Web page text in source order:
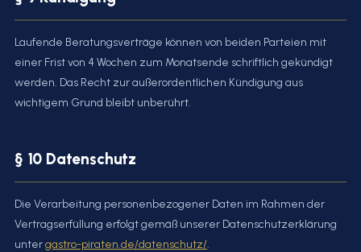
Laufende Beratungsverträge können von beiden Parteien mit
einer Frist von 4 Wochen zum Monatsende schriftlich gekündigt
werden. Das Recht zur außerordentlichen Kündigung aus
wichtigem Grund bleibt unberührt.
§ 10 Datenschutz
Die Verarbeitung personenbezogener Daten im Rahmen der
Vertragserfüllung erfolgt gemäß unserer Datenschutzerklärung
untergastro-piraten.de/datenschutz/.